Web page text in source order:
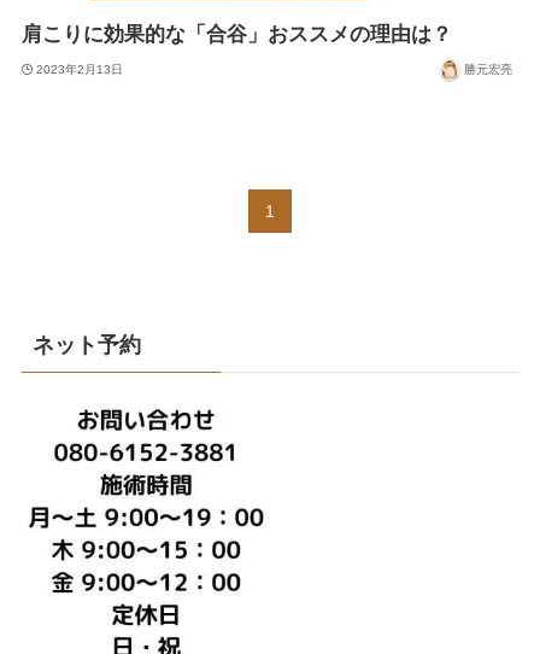
肩こりに効果的な「合谷」おススメの理由は？
2023年2月13日 勝元宏亮
1
ネット予約